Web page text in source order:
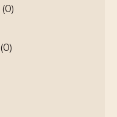
(0)
(0)